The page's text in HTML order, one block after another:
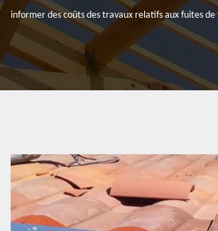
informer des coûts des travaux relatifs aux fuites